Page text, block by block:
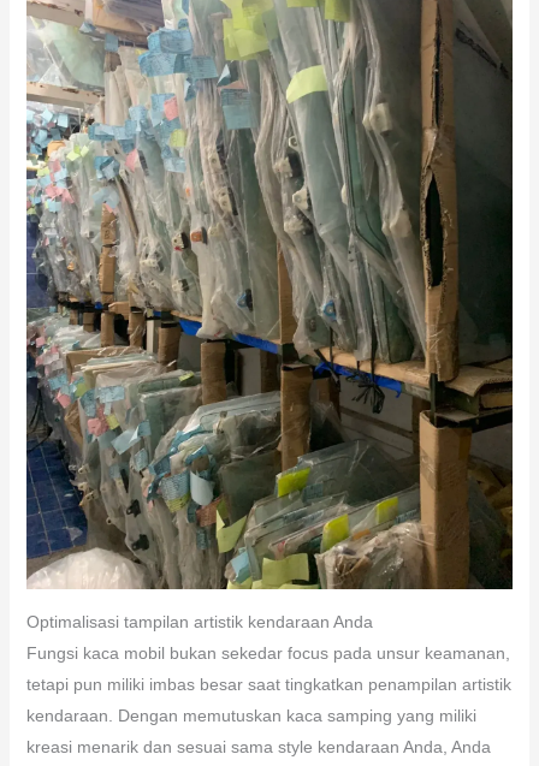
Optimalisasi tampilan artistik kendaraan Anda
Fungsi kaca mobil bukan sekedar focus pada unsur keamanan,
tetapi pun miliki imbas besar saat tingkatkan penampilan artistik
kendaraan. Dengan memutuskan kaca samping yang miliki
kreasi menarik dan sesuai sama style kendaraan Anda, Anda